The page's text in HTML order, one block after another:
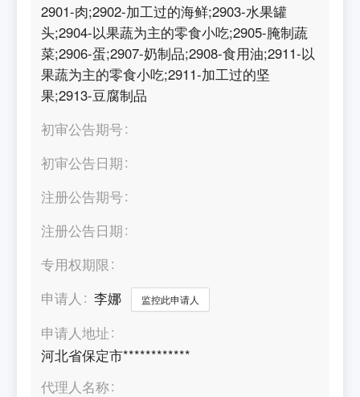
2901-肉;2902-加工过的海鲜;2903-水果罐
头;2904-以果蔬为主的零食小吃;2905-腌制蔬
菜;2906-蛋;2907-奶制品;2908-食用油;2911-以
果蔬为主的零食小吃;2911-加工过的坚
果;2913-豆腐制品
初审公告期号
初审公告日期
注册公告期号
注册公告日期
专用权期限
申请人
李娜 监控此申请人
申请人地址
河北省保定市************
代理人名称